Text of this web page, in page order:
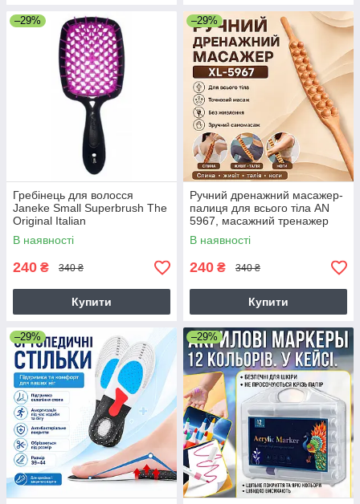
–29%
Гребінець для волосся
Janeke Small Superbrush The
Original Italian
В наявності
240 ₴ 340 ₴
Купити
–29%
Ручний дренажний масажер-
палиця для всього тіла AN
5967, масажний тренажер
для спини, живота, талії,
стегон і ніг, коричневий
В наявності
240 ₴ 340 ₴
Купити
–29% –29%